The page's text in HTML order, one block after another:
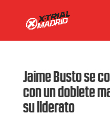
Jaime Busto se
con un doblete
su liderato